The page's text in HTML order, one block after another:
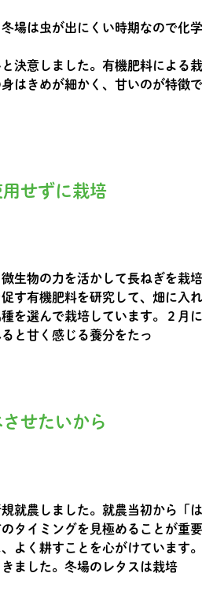
場は虫が出にくい時期なので化
決意しました。有機肥料による
はきめが細かく、甘いのが特徴
せずに栽培
生物の力を活かして長ねぎを栽
す有機肥料を研究して、畑に入
を選んで栽培しています。２月
と甘く感じる養分をたっ
せたいから
就農しました。就農当初から「
タイミングを見極めることが重
よく耕すことを心がけています
ました。冬場のレタスは栽培